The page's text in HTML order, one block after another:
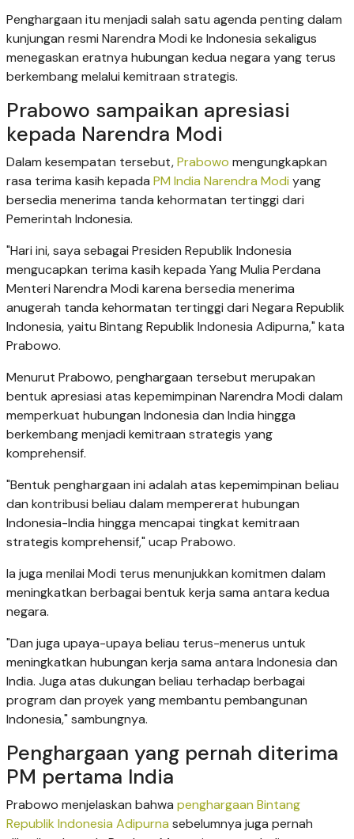
Penghargaan itu menjadi salah satu agenda penting dalam
kunjungan resmi Narendra Modi ke Indonesia sekaligus
menegaskan eratnya hubungan kedua negara yang terus
berkembang melalui kemitraan strategis.
Prabowo sampaikan apresiasi
kepada Narendra Modi
Dalam kesempatan tersebut,Prabowo mengungkapkan
rasa terima kasih kepada PM India Narendra Modi yang
bersedia menerima tanda kehormatan tertinggi dari
Pemerintah Indonesia.
"Hari ini, saya sebagai Presiden Republik Indonesia
mengucapkan terima kasih kepada Yang Mulia Perdana
Menteri Narendra Modi karena bersedia menerima
anugerah tanda kehormatan tertinggi dari Negara Republik
Indonesia, yaitu Bintang Republik Indonesia Adipurna," kata
Prabowo.
Menurut Prabowo, penghargaan tersebut merupakan
bentuk apresiasi atas kepemimpinan Narendra Modi dalam
memperkuat hubungan Indonesia dan India hingga
berkembang menjadi kemitraan strategis yang
komprehensif.
"Bentuk penghargaan ini adalah atas kepemimpinan beliau
dan kontribusi beliau dalam mempererat hubungan
Indonesia-India hingga mencapai tingkat kemitraan
strategis komprehensif," ucap Prabowo.
Ia juga menilai Modi terus menunjukkan komitmen dalam
meningkatkan berbagai bentuk kerja sama antara kedua
negara.
"Dan juga upaya-upaya beliau terus-menerus untuk
meningkatkan hubungan kerja sama antara Indonesia dan
India. Juga atas dukungan beliau terhadap berbagai
program dan proyek yang membantu pembangunan
Indonesia," sambungnya.
Penghargaan yang pernah diterima
PM pertama India
Prabowo menjelaskan bahwa penghargaan Bintang
Republik Indonesia Adipurna sebelumnya juga pernah